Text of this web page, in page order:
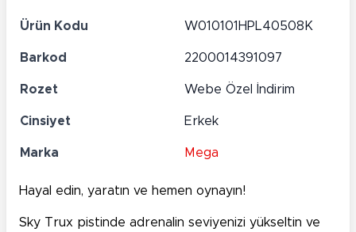
Ürün Kodu W010101HPL40508K
Barkod 2200014391097
Rozet Webe Özel İndirim
Cinsiyet Erkek
Marka Mega
Hayal edin, yaratın ve hemen oynayın!
Sky Trux pistinde adrenalin seviyenizi yükseltin ve